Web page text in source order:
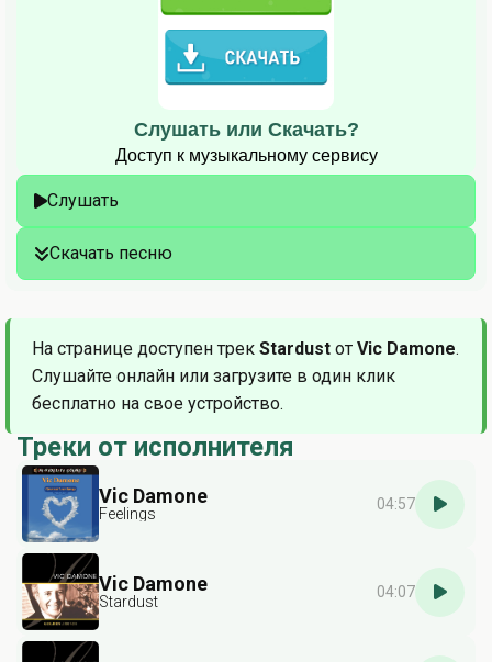
Слушать или Скачать?
Доступ к музыкальному сервису
Слушать
Скачать песню
На странице доступен трек Stardust от Vic Damone.
Слушайте онлайн или загрузите в один клик
бесплатно на свое устройство.
Треки от исполнителя
Vic Damone
Feelings
04:57
Vic Damone
Stardust
04:07